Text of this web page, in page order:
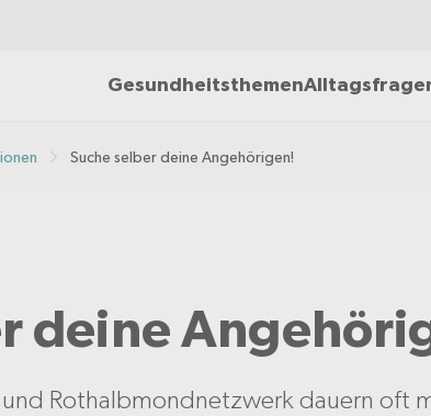
Gesundheitsthemen
Suche selber deine Angehörigen!
deine
Rothalbmondnetzwerk dauern oft